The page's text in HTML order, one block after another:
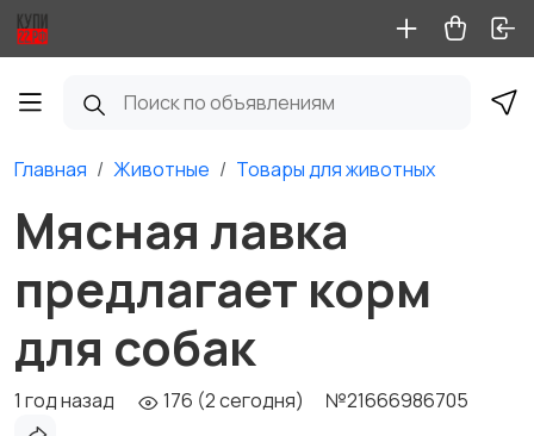
Главная Животные Товары для животных
Мясная лавка
предлагает корм
для собак
1 год назад 176 (2 сегодня) №21666986705